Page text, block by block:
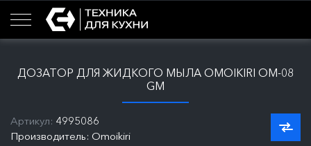
ДОЗАТОР ДЛЯ ЖИДКОГО МЫЛА OMOIKIRI OM-08
GM
Артикул: 4995086
Производитель: Omoikiri